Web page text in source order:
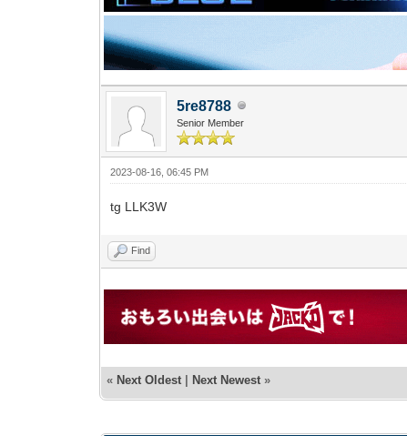
5re8788
Senior Member
2023-08-16, 06:45 PM
tg LLK3W
Find
« Next Oldest | Next Newest »